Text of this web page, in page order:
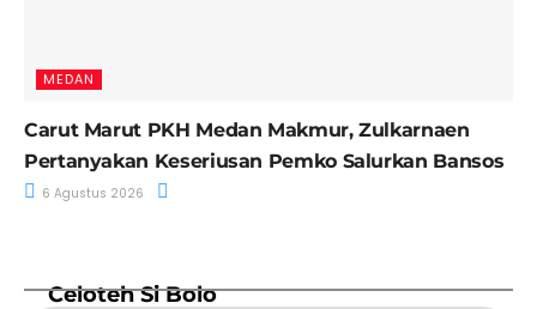
MEDAN
Carut Marut PKH Medan Makmur, Zulkarnaen
Pertanyakan Keseriusan Pemko Salurkan Bansos
6 Agustus 2026
Celoteh Si Bolo